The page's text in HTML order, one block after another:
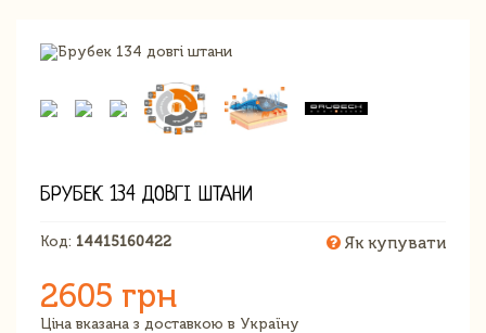
БРУБЕК 134 ДОВГІ ШТАНИ
Код: 14415160422 Як купувати
2605 грн
Ціна вказана з доставкою в Україну